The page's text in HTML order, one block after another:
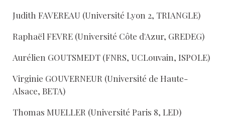
Judith FAVEREAU (Université Lyon 2, TRIANGLE)
Raphaël FEVRE (Université Côte d'Azur, GREDEG)
Aurélien GOUTSMEDT (FNRS, UCLouvain, ISPOLE)
Virginie GOUVERNEUR (Université de Haute-
Alsace, BETA)
Thomas MUELLER (Université Paris 8, LED)